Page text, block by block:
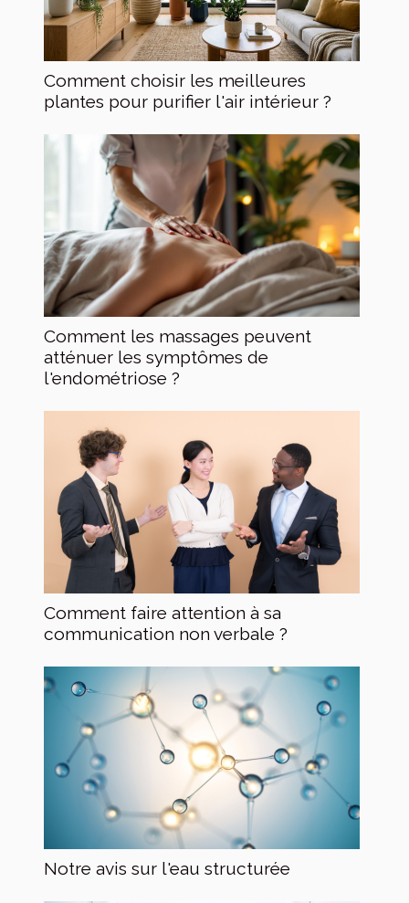
Comment choisir les meilleures
plantes pour purifier l'air intérieur ?
Comment les massages peuvent
atténuer les symptômes de
l'endométriose ?
Comment faire attention à sa
communication non verbale ?
Notre avis sur l'eau structurée